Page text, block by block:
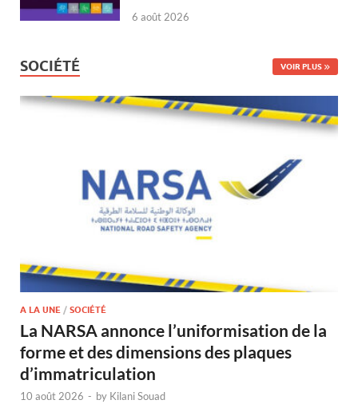
6 août 2026
SOCIÉTÉ VOIR PLUS
A LA UNE / SOCIÉTÉ
La NARSA annonce l’uniformisation de la
forme et des dimensions des plaques
d’immatriculation
10 août 2026 - by Kilani Souad